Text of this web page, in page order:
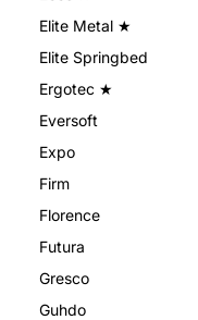
Elite Metal ★
Elite Springbed
Ergotec ★
Eversoft
Expo
Firm
Florence
Futura
Gresco
Guhdo